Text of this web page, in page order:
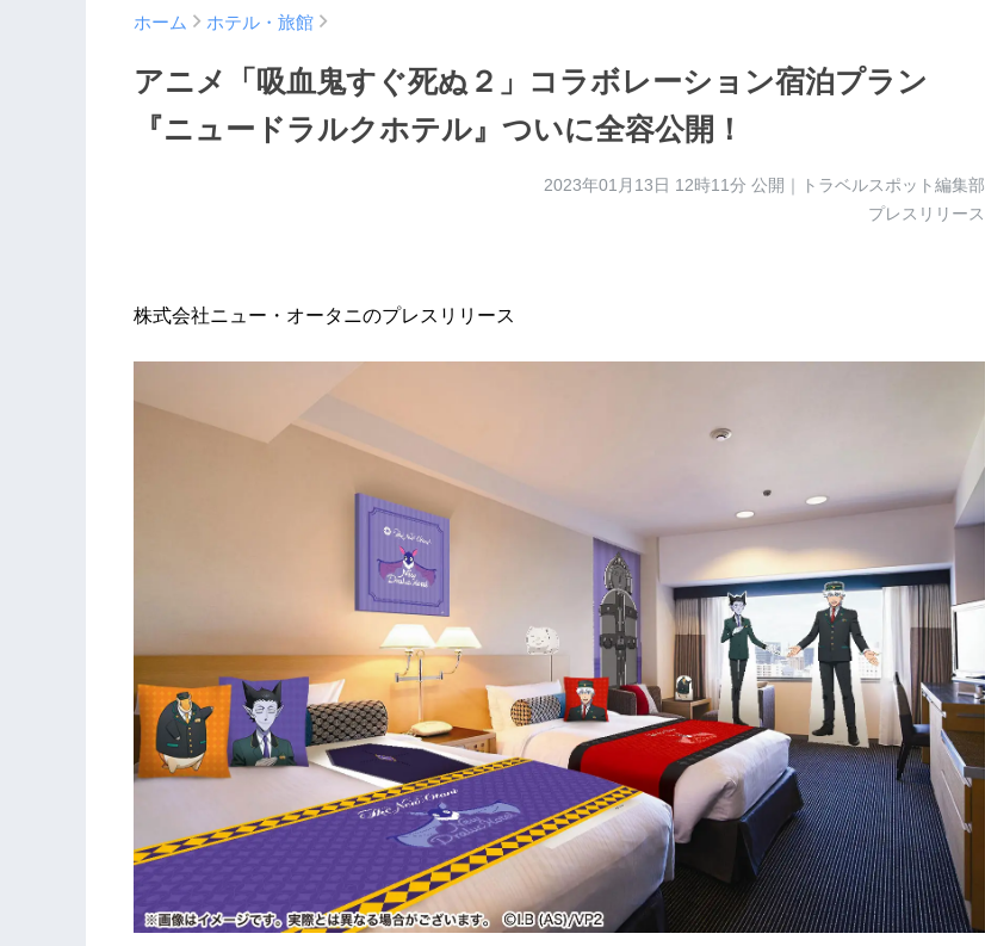
ホーム ホテル・旅館
アニメ「吸血鬼すぐ死ぬ２」コラボレーション宿泊プラン
『ニュードラルクホテル』ついに全容公開！
2023年01月13日 12時11分 公開｜トラベルスポット編集部
プレスリリース
株式会社ニュー・オータニのプレスリリース